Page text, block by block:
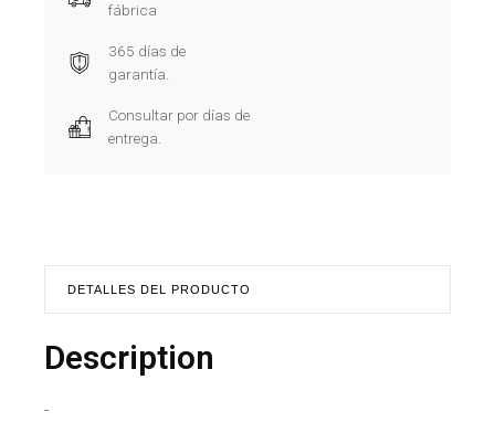
fábrica
365 días de
garantía.
Consultar por días de
entrega.
DETALLES DEL PRODUCTO
Description
-